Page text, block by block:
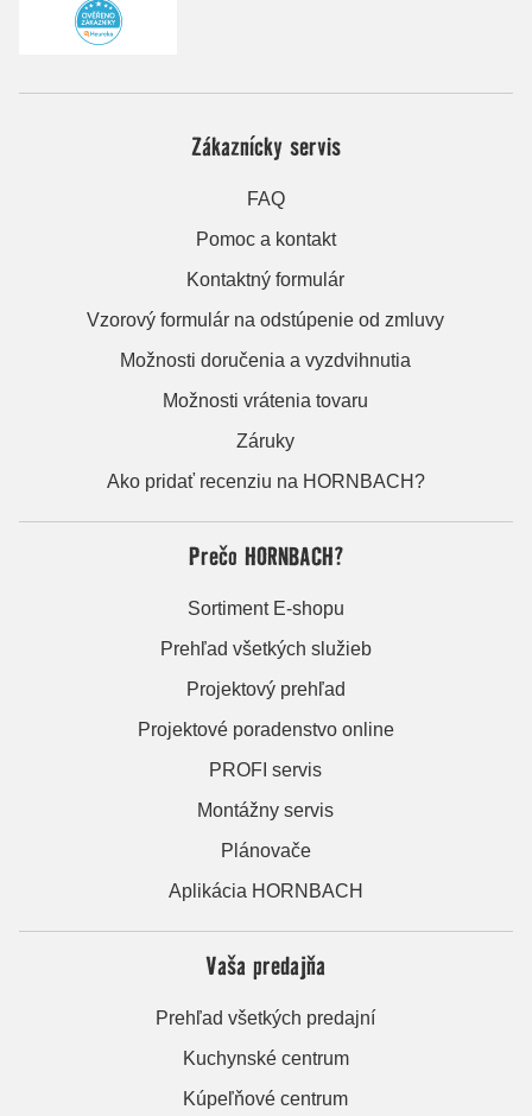
Zákaznícky servis
FAQ
Pomoc a kontakt
Kontaktný formulár
Vzorový formulár na odstúpenie od zmluvy
Možnosti doručenia a vyzdvihnutia
Možnosti vrátenia tovaru
Záruky
Ako pridať recenziu na HORNBACH?
Prečo HORNBACH?
Sortiment E-shopu
Prehľad všetkých služieb
Projektový prehľad
Projektové poradenstvo online
PROFI servis
Montážny servis
Plánovače
Aplikácia HORNBACH
Vaša predajňa
Prehľad všetkých predajní
Kuchynské centrum
Kúpeľňové centrum